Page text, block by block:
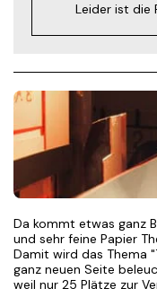
Leider ist die
Da kommt etwas ganz
und sehr feine Papier
Damit wird das Thema
ganz neuen Seite
weil nur 25 Plätze zur